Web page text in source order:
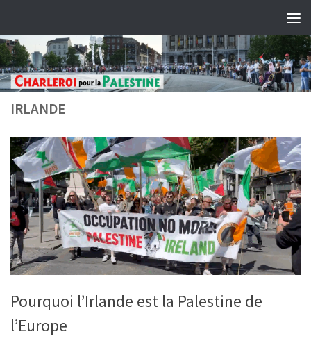
IRLANDE
Pourquoi l’Irlande est la Palestine de
l’Europe